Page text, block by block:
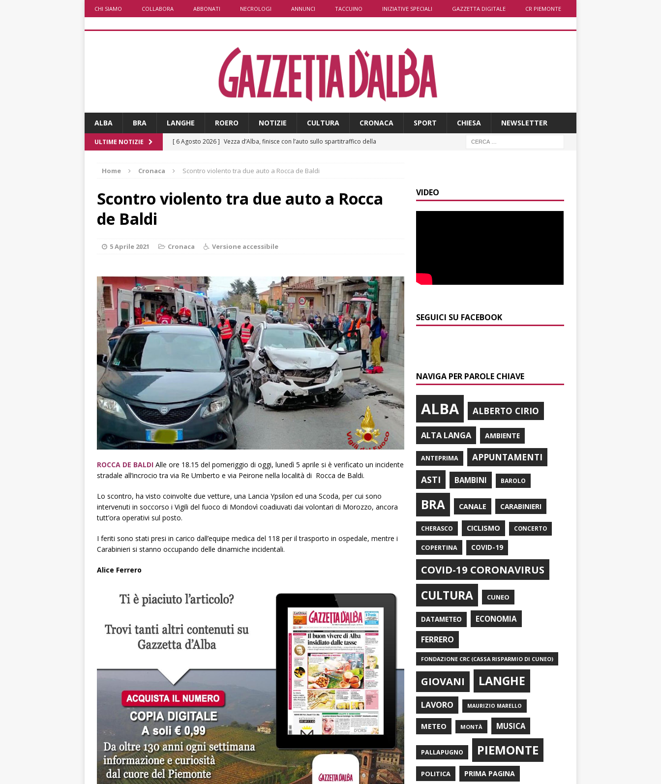
CHI SIAMO COLLABORA ABBONATI NECROLOGI ANNUNCI TACCUINO INIZIATIVE SPECIALI GAZZETTA DIGITALE CR PIEMONTE
ALBA BRA LANGHE ROERO NOTIZIE CULTURA CRONACA SPORT CHIESA NEWSLETTER
ULTIME NOTIZIE [ 6 Agosto 2026 ] Vezza d’Alba, finisce con l’auto sullo spartitraffico della
[ 6 Agosto 2026 ] La bella stagione riporta l’allarme sulle strade: cresce il
numero
[ 6 Agosto 2026 ]
[ 6 Agosto 2026 ]
ITINERARI / In gita a Infini.To, il sorprendente museo e
planetario sulla collina di Pino torinese
ALBA
[ 6 Agosto 2026 ] Incendio a Valdieri, trasferiti per precauzione gli scout
dell’Alba 7
ALBA
[ 6 Agosto 2026 ] Palio di Asti, Andrea Calamassi confermato mossiere per
ALTRE NOTIZIE
[ 6 Agosto 2026 ] Bra e Boschetto piangono Giuseppe Ambrogio, una vita tra la
terra e la comunità braidese
BRA
Home Cronaca Scontro violento tra due auto a Rocca de Baldi
Scontro violento tra due auto a Rocca
de Baldi
5 Aprile 2021 Cronaca Versione accessibile
ROCCA DE BALDI Alle ore 18.15 del pomeriggio di oggi, lunedì 5 aprile si è verificato un incidente
stradale all’incrocio tra via Re Umberto e via Peirone nella località di Rocca de Baldi.
Lo scontro, ha visto coinvolte due vetture, una Lancia Ypsilon ed una Scoda, per cui sono
intervenuti in soccorso i Vigili del fuoco di Mondovì coadiuvati dai volontari di Morozzo, ancora
tutt’ora operativi sul posto.
I feriti sono stati presi in carico dall’equipe medica del 118 per il trasporto in ospedale, mentre i
Carabinieri si stanno occupando delle dinamiche incidentali.
Alice Ferrero
VIDEO
SEGUICI SU FACEBOOK
NAVIGA PER PAROLE CHIAVE
ALBA ALBERTO CIRIO
ALTA LANGA AMBIENTE
ANTEPRIMA
APPUNTAMENTI
ASTI
BAMBINI BAROLO
BRA CANALE CARABINIERI
CHERASCO CICLISMO CONCERTO
COPERTINA COVID-19
COVID-19 CORONAVIRUS
CULTURA CUNEO
DATAMETEO ECONOMIA
FERRERO
FONDAZIONE CRC (CASSA RISPARMIO DI CUNEO)
GIOVANI LANGHE
LAVORO MAURIZIO MARELLO
METEO MONTÀ MUSICA
PALLAPUGNO PIEMONTE
POLITICA PRIMA PAGINA